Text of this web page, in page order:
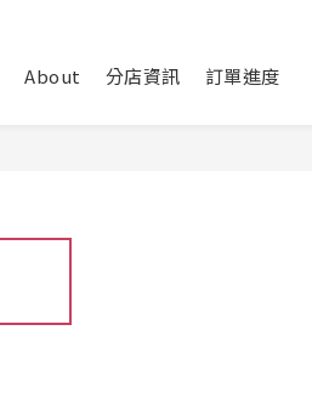
About 分店資訊 訂單進度